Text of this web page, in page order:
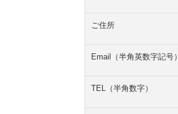
ご住所
Email（半角英数字記号）
TEL（半角数字）